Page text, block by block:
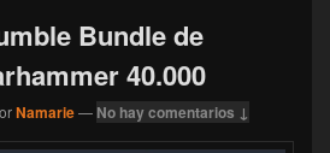
Bundle de
40.000
Namarie— No hay comentarios ↓